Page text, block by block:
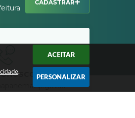
.
ACEITAR
PERSONALIZAR
CADASTRAR
- 9265